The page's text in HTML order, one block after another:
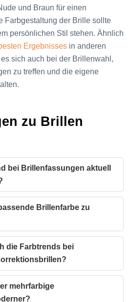
und Braun für einen
Farbgestaltung der Brille sollte
persönlichen Stil stehen. Ähnlich
Ergebnisses in anderen
sich auch bei der Brillenwahl,
zu treffen und die eigene
zu Brillen
bei Brillenfassungen aktuell
Brillenfarbe zu
die Farbtrends bei
mehrfarbige